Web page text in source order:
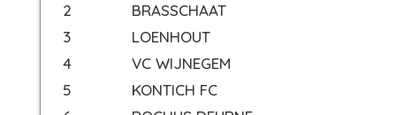
2
BRASSCHAAT
3
LOENHOUT
4
VC WIJNEGEM
5
KONTICH FC